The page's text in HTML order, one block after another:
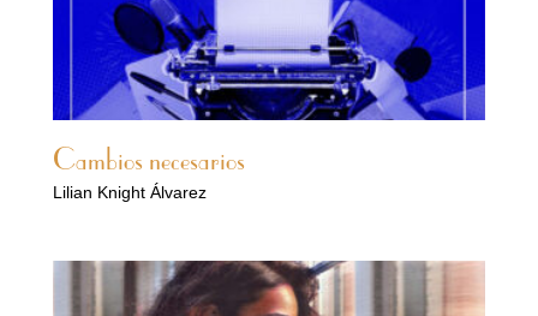
Cambios necesarios
Lilian Knight Álvarez